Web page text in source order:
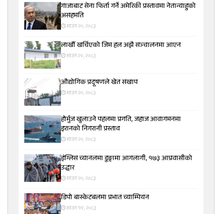
गाजाबाट सेना फिर्ता गर्ने अमेरिकी प्रस्तावमा नेतान्याहुको
असहमति
साउन २०, २०८३
लाखौँ खर्चिएको जिम हल अझै सञ्चालनमा आएन
साउन २०, २०८३
औद्योगिक प्रदूषणले खेत सखाप
साउन २०, २०८३
होर्मुज खुलाउने पहलमा प्रगति, जहाज आवागमनमा
इरानको निगरानी प्रस्ताव
साउन २०, २०८३
इंग्लिस च्यानलमा डुङ्गामा आगलागी, १७३ आप्रवासीको
उद्धार
साउन २०, २०८३
डिपो बास्केटबलमा प्रभात च्याम्पियन
साउन १९, २०८३